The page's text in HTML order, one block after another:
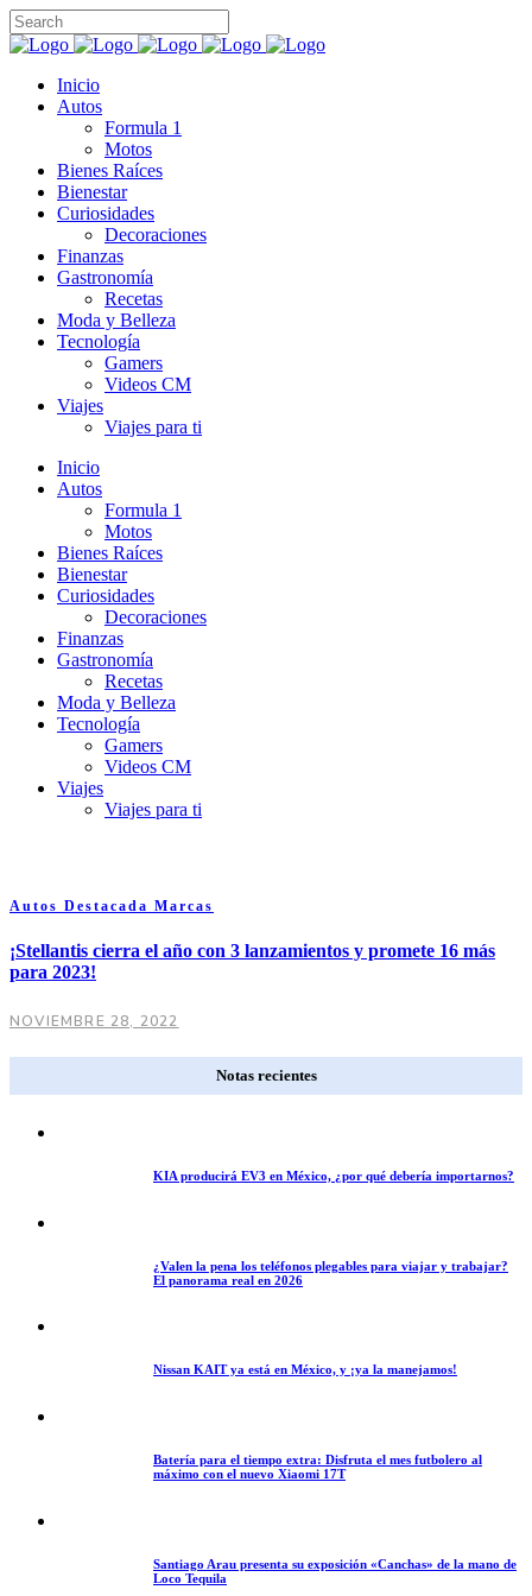
Inicio
Autos
Formula 1
Motos
Bienes Raíces
Bienestar
Curiosidades
Decoraciones
Finanzas
Gastronomía
Recetas
Moda y Belleza
Tecnología
Gamers
Videos CM
Viajes
Viajes para ti
Inicio
Autos
Formula 1
Motos
Bienes Raíces
Bienestar
Curiosidades
Decoraciones
Finanzas
Gastronomía
Recetas
Moda y Belleza
Tecnología
Gamers
Videos CM
Viajes
Viajes para ti
Autos Destacada Marcas
¡Stellantis cierra el año con 3 lanzamientos y promete 16 más
para 2023!
NOVIEMBRE 28, 2022
Notas recientes
KIA producirá EV3 en México, ¿por qué debería importarnos?
¿Valen la pena los teléfonos plegables para viajar y trabajar?
El panorama real en 2026
Nissan KAIT ya está en México, y ¡ya la manejamos!
Batería para el tiempo extra: Disfruta el mes futbolero al
máximo con el nuevo Xiaomi 17T
Santiago Arau presenta su exposición «Canchas» de la mano de
Loco Tequila